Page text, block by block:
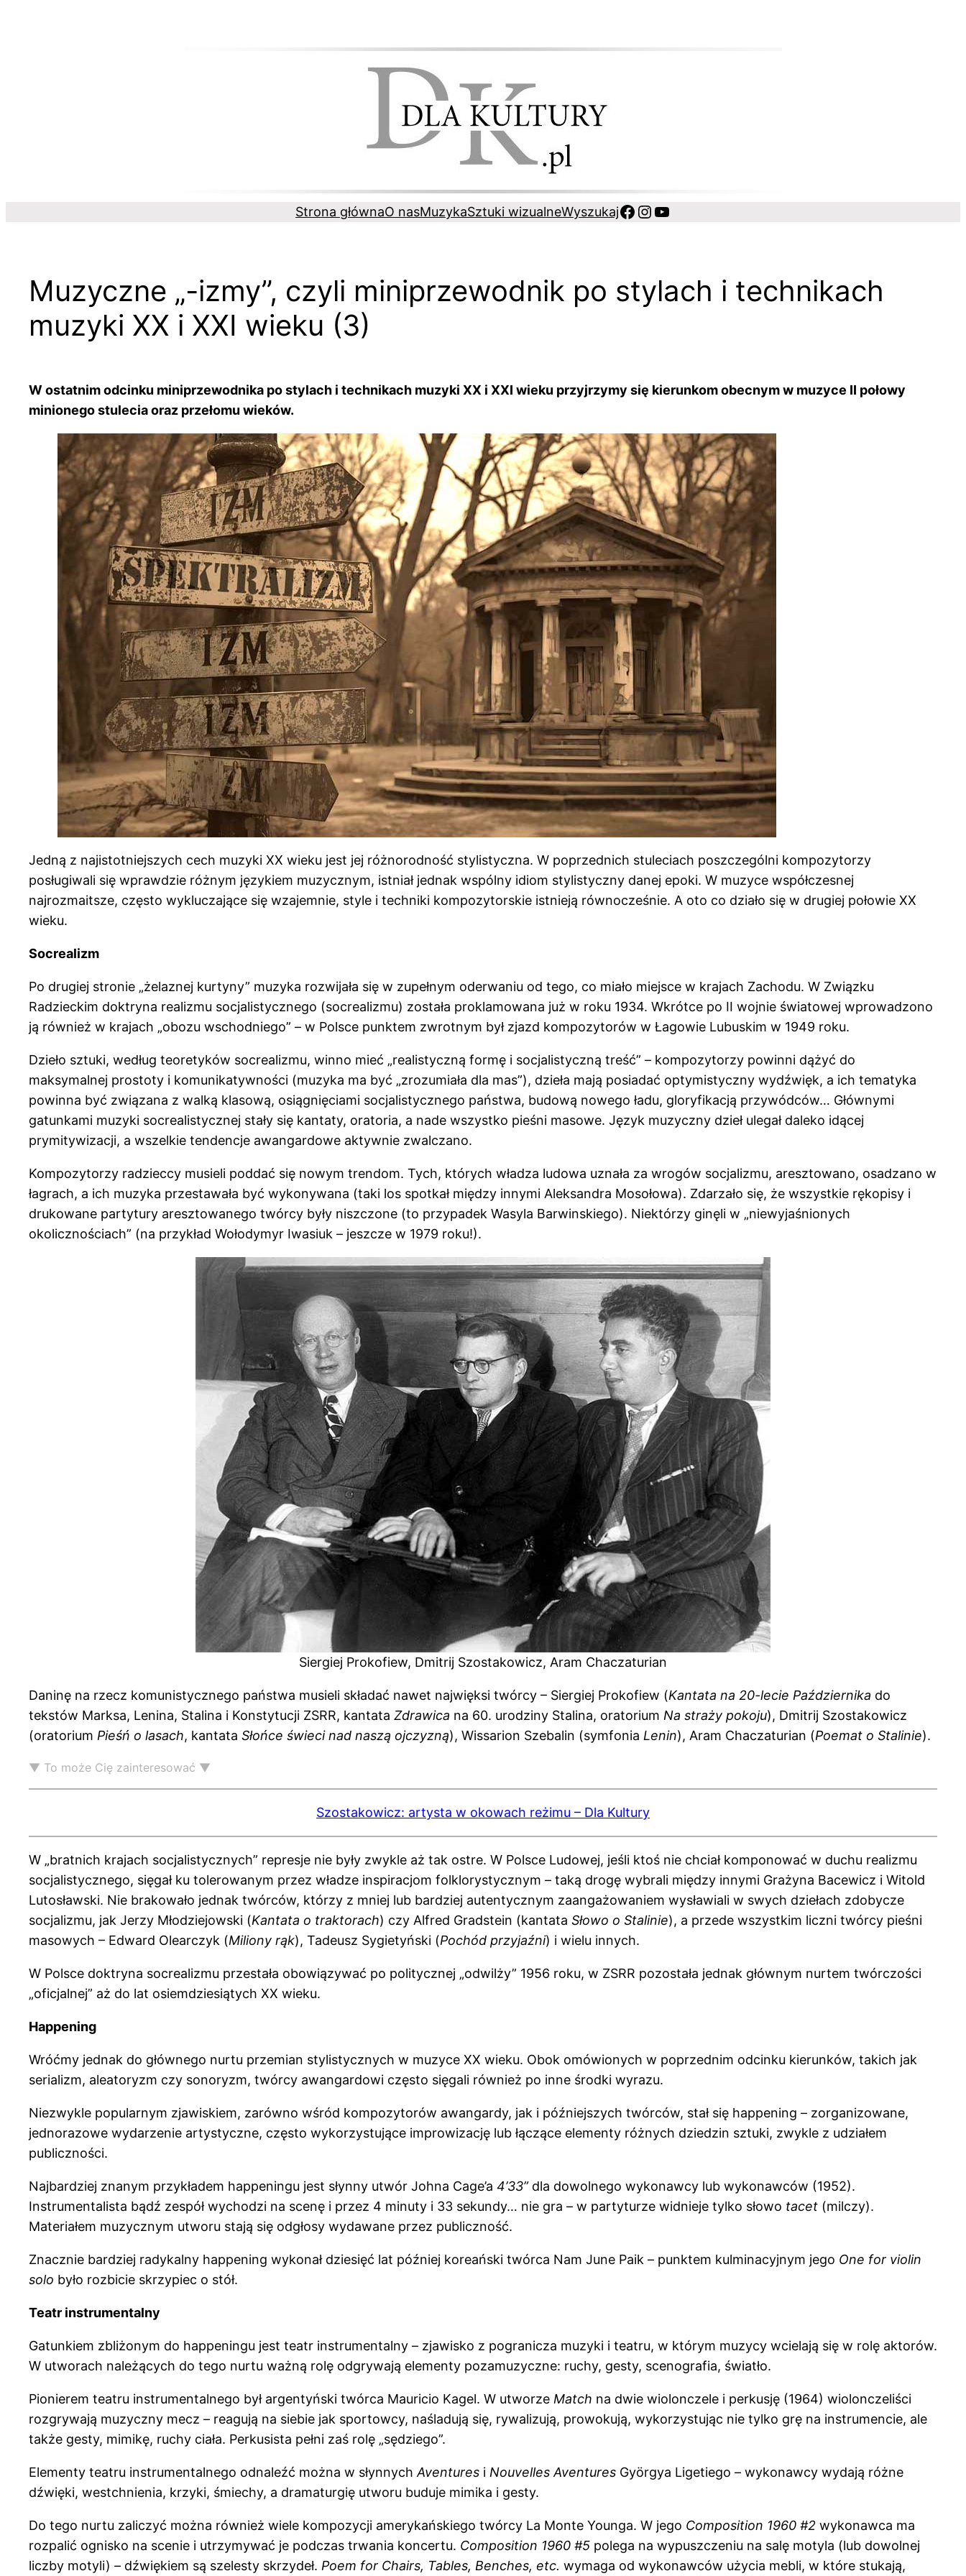
Strona głównaO nasMuzykaSztuki wizualneWyszukajFacebook
Instagram
YouTube
Muzyczne „-izmy”, czyli miniprzewodnik po stylach i technikach
muzyki XX i XXI wieku (3)
W ostatnim odcinku miniprzewodnika po stylach i technikach muzyki XX i XXI wieku przyjrzymy się kierunkom obecnym w muzyce II połowy
minionego stulecia oraz przełomu wieków.
Jedną z najistotniejszych cech muzyki XX wieku jest jej różnorodność stylistyczna. W poprzednich stuleciach poszczególni kompozytorzy
posługiwali się wprawdzie różnym językiem muzycznym, istniał jednak wspólny idiom stylistyczny danej epoki. W muzyce współczesnej
najrozmaitsze, często wykluczające się wzajemnie, style i techniki kompozytorskie istnieją równocześnie. A oto co działo się w drugiej połowie XX
wieku.
Socrealizm
Po drugiej stronie „żelaznej kurtyny” muzyka rozwijała się w zupełnym oderwaniu od tego, co miało miejsce w krajach Zachodu. W Związku
Radzieckim doktryna realizmu socjalistycznego (socrealizmu) została proklamowana już w roku 1934. Wkrótce po II wojnie światowej wprowadzono
ją również w krajach „obozu wschodniego” – w Polsce punktem zwrotnym był zjazd kompozytorów w Łagowie Lubuskim w 1949 roku.
Dzieło sztuki, według teoretyków socrealizmu, winno mieć „realistyczną formę i socjalistyczną treść” – kompozytorzy powinni dążyć do
maksymalnej prostoty i komunikatywności (muzyka ma być „zrozumiała dla mas”), dzieła mają posiadać optymistyczny wydźwięk, a ich tematyka
powinna być związana z walką klasową, osiągnięciami socjalistycznego państwa, budową nowego ładu, gloryfikacją przywódców… Głównymi
gatunkami muzyki socrealistycznej stały się kantaty, oratoria, a nade wszystko pieśni masowe. Język muzyczny dzieł ulegał daleko idącej
prymitywizacji, a wszelkie tendencje awangardowe aktywnie zwalczano.
Kompozytorzy radzieccy musieli poddać się nowym trendom. Tych, których władza ludowa uznała za wrogów socjalizmu, aresztowano, osadzano w
łagrach, a ich muzyka przestawała być wykonywana (taki los spotkał między innymi Aleksandra Mosołowa). Zdarzało się, że wszystkie rękopisy i
drukowane partytury aresztowanego twórcy były niszczone (to przypadek Wasyla Barwinskiego). Niektórzy ginęli w „niewyjaśnionych
okolicznościach” (na przykład Wołodymyr Iwasiuk – jeszcze w 1979 roku!).
Siergiej Prokofiew, Dmitrij Szostakowicz, Aram Chaczaturian
Daninę na rzecz komunistycznego państwa musieli składać nawet najwięksi twórcy – Siergiej Prokofiew (Kantata na 20-lecie Października do
tekstów Marksa, Lenina, Stalina i Konstytucji ZSRR, kantata Zdrawica na 60. urodziny Stalina, oratorium Na straży pokoju), Dmitrij Szostakowicz
(oratorium Pieśń o lasach, kantata Słońce świeci nad naszą ojczyzną), Wissarion Szebalin (symfonia Lenin), Aram Chaczaturian (Poemat o Stalinie).
▼ To może Cię zainteresować ▼
Szostakowicz: artysta w okowach reżimu – Dla Kultury
W „bratnich krajach socjalistycznych” represje nie były zwykle aż tak ostre. W Polsce Ludowej, jeśli ktoś nie chciał komponować w duchu realizmu
socjalistycznego, sięgał ku tolerowanym przez władze inspiracjom folklorystycznym – taką drogę wybrali między innymi Grażyna Bacewicz i Witold
Lutosławski. Nie brakowało jednak twórców, którzy z mniej lub bardziej autentycznym zaangażowaniem wysławiali w swych dziełach zdobycze
socjalizmu, jak Jerzy Młodziejowski (Kantata o traktorach) czy Alfred Gradstein (kantata Słowo o Stalinie), a przede wszystkim liczni twórcy pieśni
masowych – Edward Olearczyk (Miliony rąk), Tadeusz Sygietyński (Pochód przyjaźni) i wielu innych.
W Polsce doktryna socrealizmu przestała obowiązywać po politycznej „odwilży” 1956 roku, w ZSRR pozostała jednak głównym nurtem twórczości
„oficjalnej” aż do lat osiemdziesiątych XX wieku.
Happening
Wróćmy jednak do głównego nurtu przemian stylistycznych w muzyce XX wieku. Obok omówionych w poprzednim odcinku kierunków, takich jak
serializm, aleatoryzm czy sonoryzm, twórcy awangardowi często sięgali również po inne środki wyrazu.
Niezwykle popularnym zjawiskiem, zarówno wśród kompozytorów awangardy, jak i późniejszych twórców, stał się happening – zorganizowane,
jednorazowe wydarzenie artystyczne, często wykorzystujące improwizację lub łączące elementy różnych dziedzin sztuki, zwykle z udziałem
publiczności.
Najbardziej znanym przykładem happeningu jest słynny utwór Johna Cage’a 4’33”dla dowolnego wykonawcy lub wykonawców (1952).
Instrumentalista bądź zespół wychodzi na scenę i przez 4 minuty i 33 sekundy… nie gra – w partyturze widnieje tylko słowo tacet (milczy).
Materiałem muzycznym utworu stają się odgłosy wydawane przez publiczność.
Znacznie bardziej radykalny happening wykonał dziesięć lat później koreański twórca Nam June Paik – punktem kulminacyjnym jego One for violin
solo było rozbicie skrzypiec o stół.
Teatr instrumentalny
Gatunkiem zbliżonym do happeningu jest teatr instrumentalny – zjawisko z pogranicza muzyki i teatru, w którym muzycy wcielają się w rolę aktorów.
W utworach należących do tego nurtu ważną rolę odgrywają elementy pozamuzyczne: ruchy, gesty, scenografia, światło.
Pionierem teatru instrumentalnego był argentyński twórca Mauricio Kagel. W utworze Match na dwie wiolonczele i perkusję (1964) wiolonczeliści
rozgrywają muzyczny mecz – reagują na siebie jak sportowcy, naśladują się, rywalizują, prowokują, wykorzystując nie tylko grę na instrumencie, ale
także gesty, mimikę, ruchy ciała. Perkusista pełni zaś rolę „sędziego”.
Elementy teatru instrumentalnego odnaleźć można w słynnych Aventures i Nouvelles Aventures Györgya Ligetiego – wykonawcy wydają różne
dźwięki, westchnienia, krzyki, śmiechy, a dramaturgię utworu buduje mimika i gesty.
Do tego nurtu zaliczyć można również wiele kompozycji amerykańskiego twórcy La Monte Younga. W jego Composition 1960 #2 wykonawca ma
rozpalić ognisko na scenie i utrzymywać je podczas trwania koncertu. Composition 1960 #5 polega na wypuszczeniu na salę motyla (lub dowolnej
liczby motyli) – dźwiękiem są szelesty skrzydeł. Poem for Chairs, Tables, Benches, etc. wymaga od wykonawców użycia mebli, w które stukają,